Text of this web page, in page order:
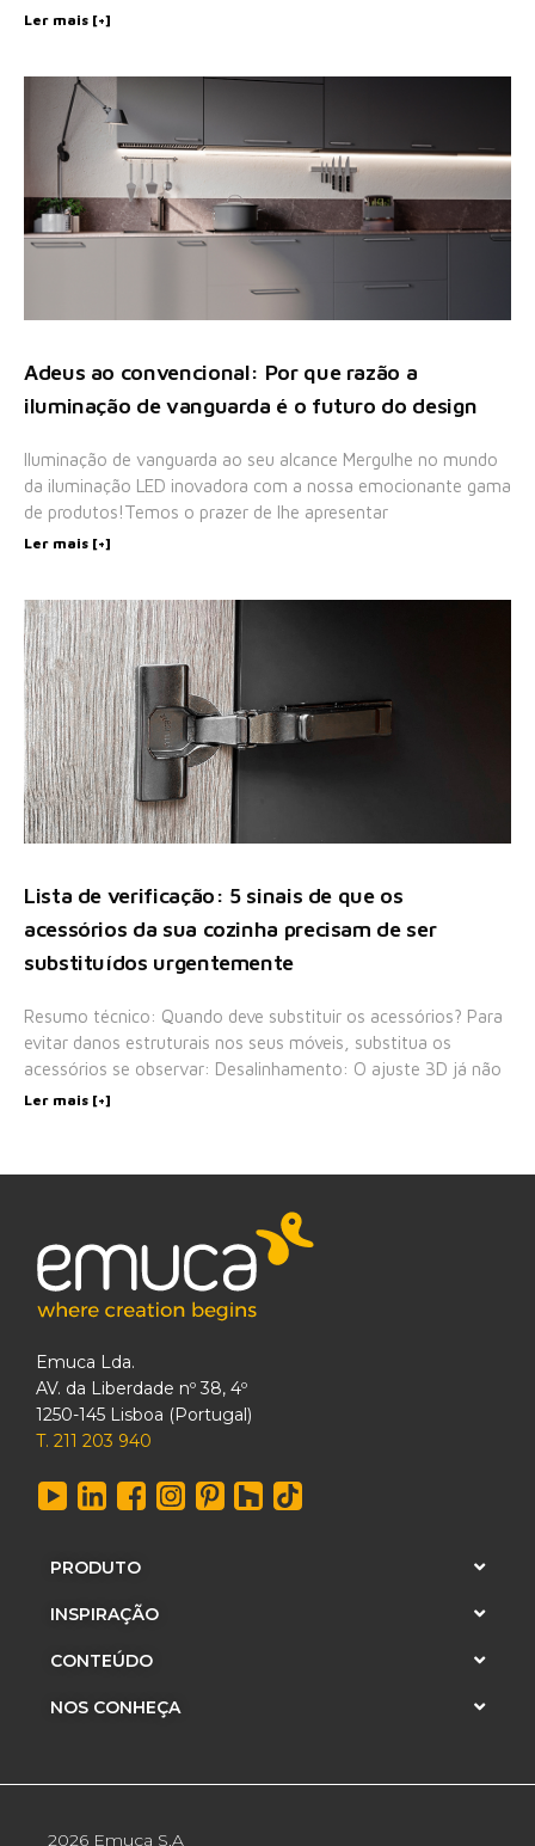
Ler mais [+]
Adeus ao convencional: Por que razão a
iluminação de vanguarda é o futuro do design
Iluminação de vanguarda ao seu alcance Mergulhe no mundo
da iluminação LED inovadora com a nossa emocionante gama
de produtos!Temos o prazer de lhe apresentar
Ler mais [+]
Lista de verificação: 5 sinais de que os
acessórios da sua cozinha precisam de ser
substituídos urgentemente
Resumo técnico: Quando deve substituir os acessórios? Para
evitar danos estruturais nos seus móveis, substitua os
acessórios se observar: Desalinhamento: O ajuste 3D já não
Ler mais [+]
Emuca Lda.
AV. da Liberdade nº 38, 4º
1250-145 Lisboa (Portugal)
T. 211 203 940
PRODUTO
INSPIRAÇÃO
CONTEÚDO
NOS CONHEÇA
2026 Emuca S.A